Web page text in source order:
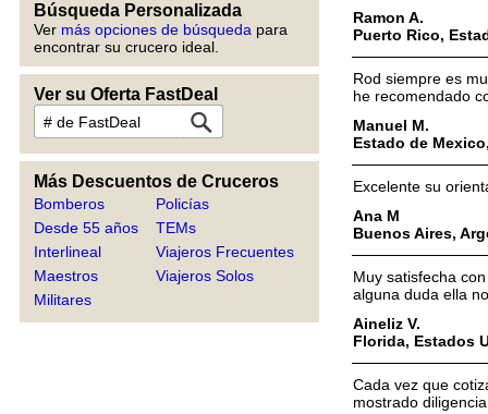
Búsqueda Personalizada
Ver más opciones de búsqueda para
encontrar su crucero ideal.
Ver su Oferta FastDeal
Más Descuentos de Cruceros
Bomberos
Desde 55 años
Interlineal
Maestros
Militares
Policías
TEMs
Viajeros Frecuentes
Viajeros Solos
Ramon A.
Puerto Rico,
Rod siempre es
he recomendado
Manuel M.
Estado de
Excelente su
Ana M
Buenos Aires,
Muy satisfecha
alguna duda ella
Aineliz V.
Florida, Estados
Cada vez que
mostrado